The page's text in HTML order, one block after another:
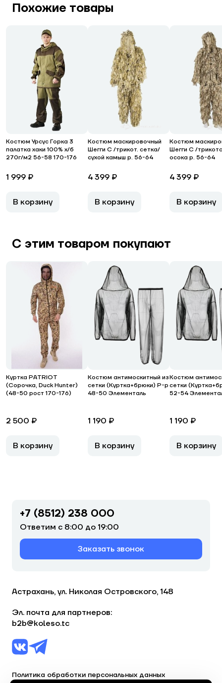
Похожие товары
Костюм Урсус Горка 3
палатка хаки 100% х/б
270г/м2 56-58 170-176
1 999 ₽
В корзину
Костюм маскировочный
Шегги С /трикот. сетка/
сухой камыш р. 56-64
4 399 ₽
В корзину
Костюм
Шегги С /
осока р. 56-64
4 399 ₽
В корзину
С этим товаром покупают
Куртка PATRIOT
(Сорочка, Duck Hunter)
(48-50 рост 170-176)
2 500 ₽
В корзину
Костюм антимоскитный из
сетки (Куртка+брюки) Р-р
48-50 Элементаль
1 190 ₽
В корзину
Костюм
сетки
52-54
1 190 ₽
В корзину
+7 (8512) 238 000
Ответим с 8:00 до 19:00
Заказать звонок
Астрахань, ул. Николая Островского, 148
Эл. почта для партнеров:
b2b@koleso.tc
Политика обработки персональных данных